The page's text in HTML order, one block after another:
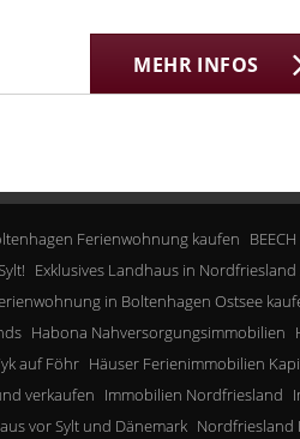
MEHR INFOS
Ferienwohnung kaufen
Exklusives Landhaus in
in Boltenhagen Ostsee
Habona Nahversorgungsimmobilien
auf Föhr Häuser Ferienimmobilien
verkaufen Immobilien Nordfriesland
vor Sylt und Dänemark Nordfriesland